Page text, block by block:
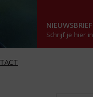
NIEUWSBRIEF
Schrijf je hier in